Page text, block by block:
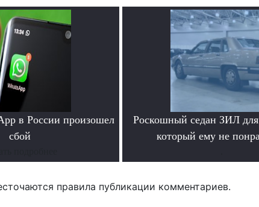
в России произошел
сбой
Роскошный седан ЗИЛ для
который ему не
правила публикации комментариев.